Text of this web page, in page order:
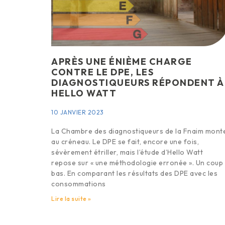
APRÈS UNE ÉNIÈME CHARGE
CONTRE LE DPE, LES
DIAGNOSTIQUEURS RÉPONDENT À
HELLO WATT
10 JANVIER 2023
La Chambre des diagnostiqueurs de la Fnaim
au créneau. Le DPE se fait, encore une fois,
sévèrement étriller, mais l’étude d’Hello Watt
repose sur « une méthodologie erronée ». Un coup
bas. En comparant les résultats des DPE avec les
consommations
Lire la suite »